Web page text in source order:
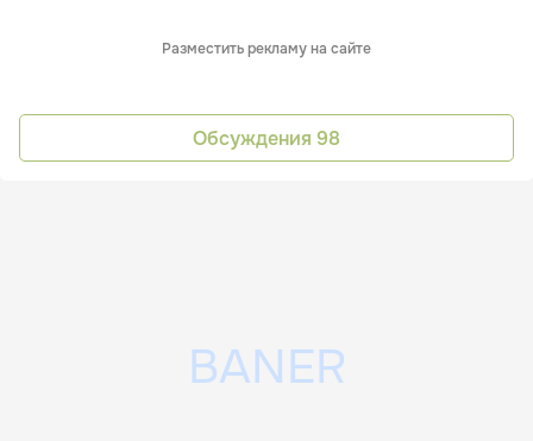
Разместить рекламу на сайте
Обсуждения 98